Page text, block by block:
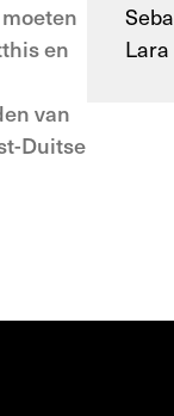
Lara
en
van
Duitse